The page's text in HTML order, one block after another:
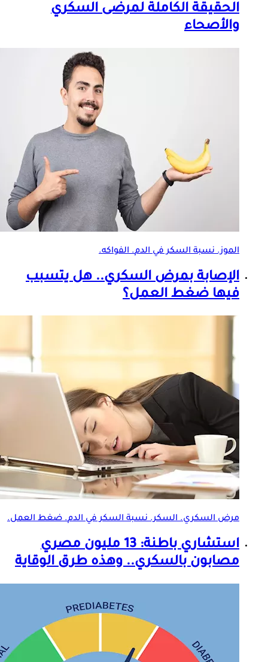
الحقيقة الكاملة لمرضى السكري
والأصحاء
الموز.نسبة السكر في الدم. الفواكه.
الإصابة بمرض السكري.. هل يتسبب
فيها ضغط العمل؟
مرض السكري. السكر.نسبة السكر في الدم. ضغط العمل.
استشاري باطنة: 13 مليون مصري
مصابون بالسكري.. وهذه طرق الوقاية